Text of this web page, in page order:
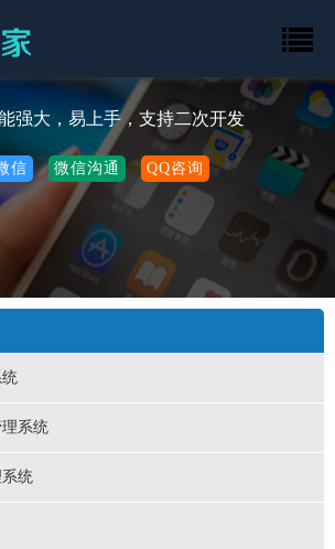
强大，易上手，支持二次开发
信 微信沟通 QQ咨询
系统
统